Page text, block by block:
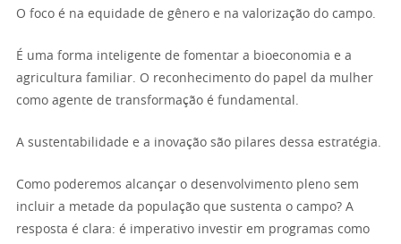
O foco é na equidade de gênero e na valorização do campo.
É uma forma inteligente de fomentar a bioeconomia e a
agricultura familiar. O reconhecimento do papel da mulher
como agente de transformação é fundamental.
A sustentabilidade e a inovação são pilares dessa estratégia.
Como poderemos alcançar o desenvolvimento pleno sem
incluir a metade da população que sustenta o campo? A
resposta é clara: é imperativo investir em programas como